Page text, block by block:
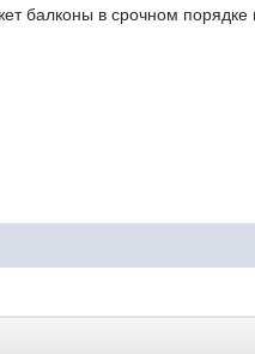
балконы в срочном